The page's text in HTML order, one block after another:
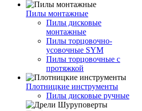
Пилы монтажные
Пилы дисковые
монтажные
Пилы торцовочно-
усовочные SYM
Пилы торцовочные с
протяжкой
Плотницкие инструменты
Пилы дисковые ручные